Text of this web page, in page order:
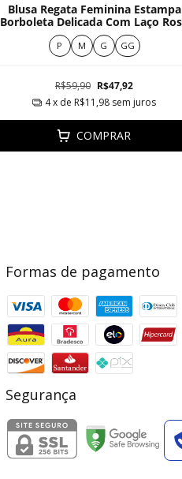
Blusa Regata Feminina Estampa
Borboleta Delicada Com Laço
P M G GG
R$59,90 R$47,92
4x de R$11,98 sem juros
COMPRAR
Formas de pagamento
Segurança